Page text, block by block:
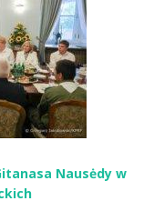
Nausėdy w